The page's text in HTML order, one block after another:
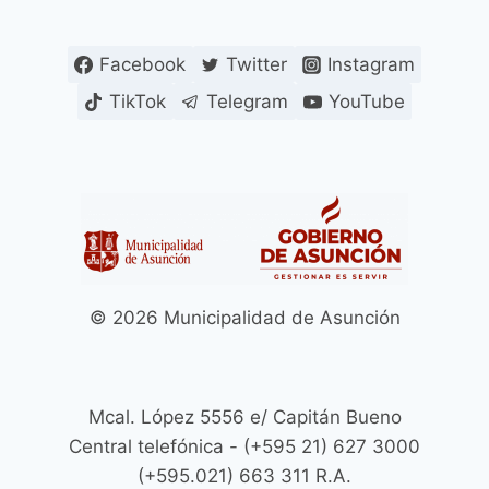
Facebook Twitter
Instagram
TikTok
Telegram YouTube
© 2026 Municipalidad de Asunción
Mcal. López 5556 e/ Capitán Bueno
Central telefónica - (+595 21) 627 3000
(+595.021) 663 311 R.A.